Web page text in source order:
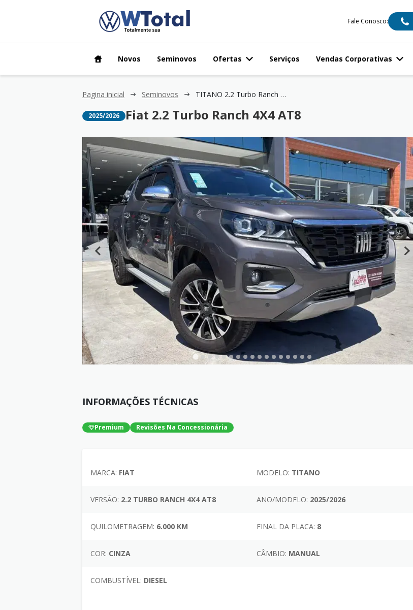
Fale Conosco:
Novos Seminovos Ofertas Serviços Vendas Corporativas
Pagina inicial Seminovos TITANO 2.2 Turbo Ranch 4X4 AT8
2025/2026 Fiat 2.2 Turbo Ranch 4X4 AT8
INFORMAÇÕES TÉCNICAS
Premium Revisões Na Concessionária
MARCA: FIAT MODELO: TITANO
VERSÃO: 2.2 TURBO RANCH 4X4 AT8 ANO/MODELO: 2025/2026
QUILOMETRAGEM: 6.000 KM FINAL DA PLACA: 8
COR: CINZA CÂMBIO: MANUAL
COMBUSTÍVEL: DIESEL